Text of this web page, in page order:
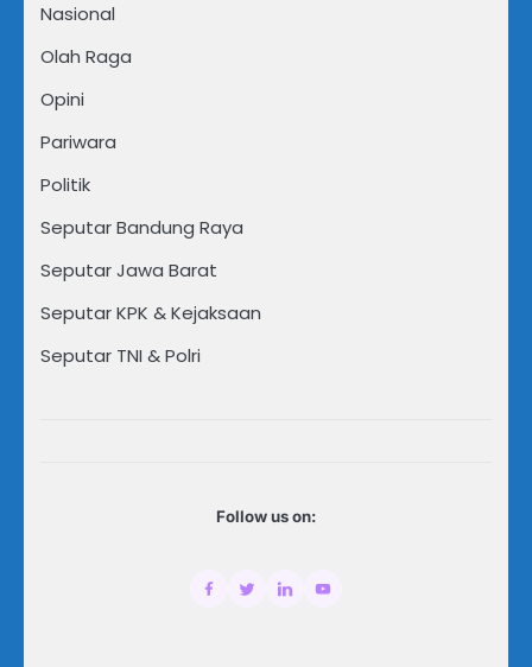
Nasional
Olah Raga
Opini
Pariwara
Politik
Seputar Bandung Raya
Seputar Jawa Barat
Seputar KPK & Kejaksaan
Seputar TNI & Polri
Follow us on: